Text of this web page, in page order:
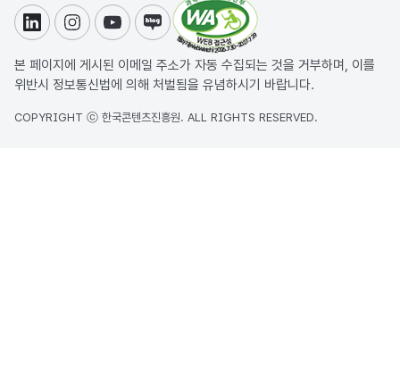
링크드인인스타그램
유튜브블로그
본 페이지에 게시된 이메일 주소가 자동 수집되는 것을 거부하며, 이를
위반시 정보통신법에 의해 처벌됨을 유념하시기 바랍니다.
COPYRIGHT ⓒ 한국콘텐츠진흥원. ALL RIGHTS RESERVED.